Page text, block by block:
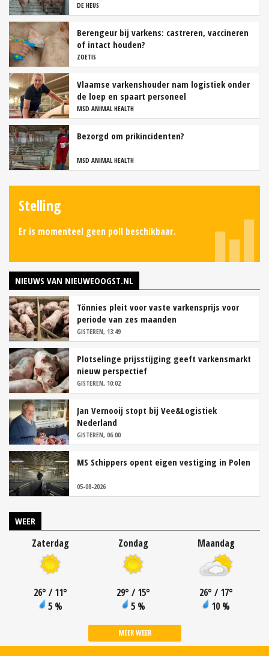
DE HEUS
Berengeur bij varkens: castreren, vaccineren
of intact houden?
ZOETIS
Vlaamse varkenshouder nam logistiek onder
de loep en spaart personeel
MSD ANIMAL HEALTH
Bezorgd om prikincidenten?
MSD ANIMAL HEALTH
Stelling
Er is momenteel geen poll beschikbaar.
NIEUWS VAN NIEUWEOOGST.NL
Tönnies pleit voor vaste varkensprijs voor
periode van zes maanden
GISTEREN, 13:49
Plotselinge prijsstijging geeft varkensmarkt
nieuw perspectief
GISTEREN, 10:02
Jan Vernooij stopt bij Vee&Logistiek
Nederland
GISTEREN, 06:00
MS Schippers opent eigen vestiging in Polen
05-08-2026
WEER
Zaterdag
26° / 11°
5 %
Zondag
29° / 15°
5 %
Maandag
26° / 17°
10 %
MEER WEER